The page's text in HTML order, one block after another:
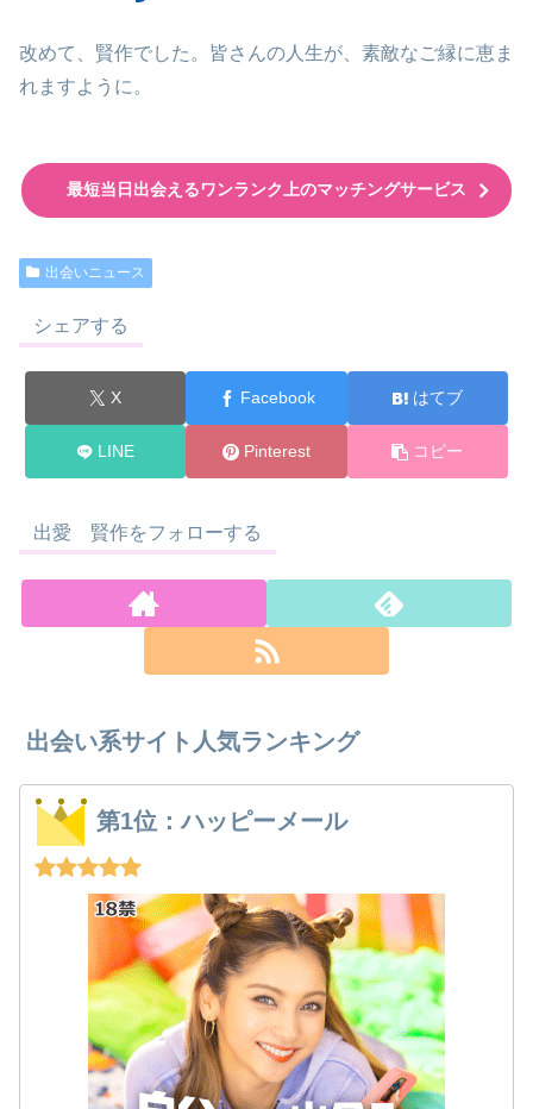
改めて、賢作でした。皆さんの人生が、素敵なご縁に恵ま
れますように。
最短当日出会えるワンランク上のマッチングサービス
出会いニュース
シェアする
X Facebook はてブ
LINE Pinterest コピー
出愛 賢作をフォローする
出会い系サイト人気ランキング
第1位：ハッピーメール